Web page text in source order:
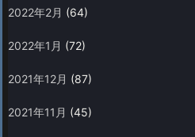
2022年2月 (64)
2022年1月 (72)
2021年12月 (87)
2021年11月 (45)